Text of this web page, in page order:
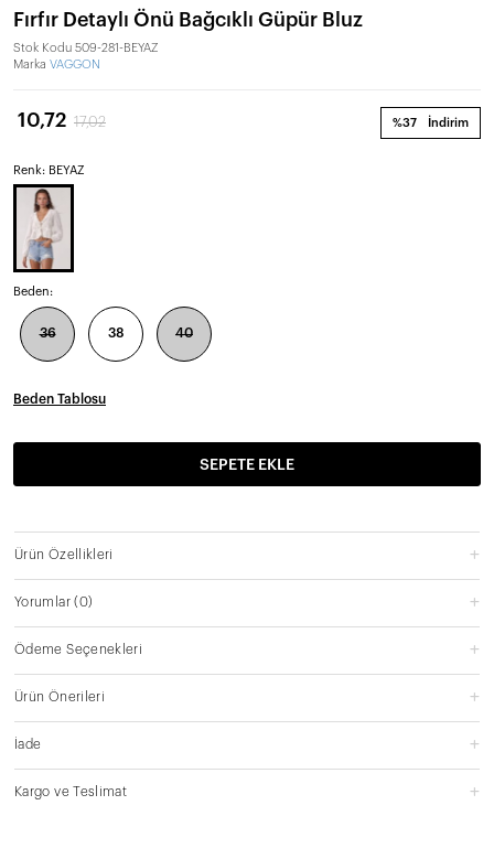
Fırfır Detaylı Önü Bağcıklı Güpür Bluz
Stok Kodu 509-281-BEYAZ
Marka VAGGON
%37 İndirim
10,72 17,02
Renk: BEYAZ
Beden:
36 38 40
Beden Tablosu
SEPETE EKLE
Ürün Özellikleri
Yorumlar(0)
Ödeme Seçenekleri
Ürün Önerileri
İade
Kargo ve Teslimat